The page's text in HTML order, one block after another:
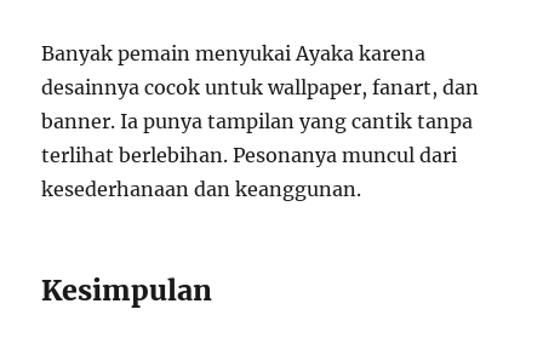
Banyak pemain menyukai Ayaka karena
desainnya cocok untuk wallpaper, fanart, dan
banner. Ia punya tampilan yang cantik tanpa
terlihat berlebihan. Pesonanya muncul dari
kesederhanaan dan keanggunan.
Kesimpulan